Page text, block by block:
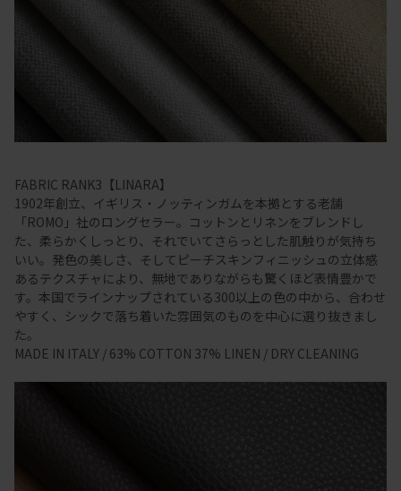
FABRIC RANK3【LINARA】
1902年創立、イギリス・ノッティンガムを本拠とする老舗
「ROMO」社のロングセラー。コットンとリネンをブレンドし
た、柔らかくしっとり、それでいてさらっとした肌触りが気持ち
いい。発色の美しさ、そしてピーチスキンフィニッシュの立体感
あるテクスチャにより、無地でありながらも驚くほど表情豊かで
す。本国でラインナップされている300以上の色の中から、合わせ
やすく、シックで落ち着いた雰囲気のものを中心に選り抜きまし
た。
MADE IN ITALY / 63% COTTON 37% LINEN / DRY CLEANING